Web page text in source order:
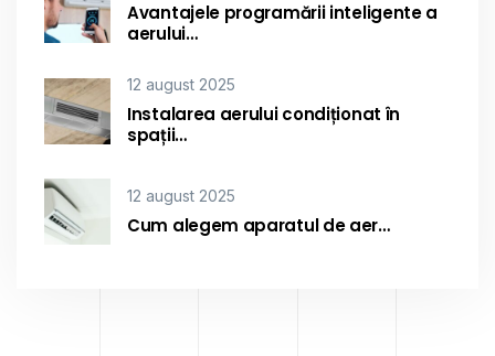
Avantajele programării inteligente a
aerului…
12 august 2025
Instalarea aerului condiționat în
spații…
12 august 2025
Cum alegem aparatul de aer…